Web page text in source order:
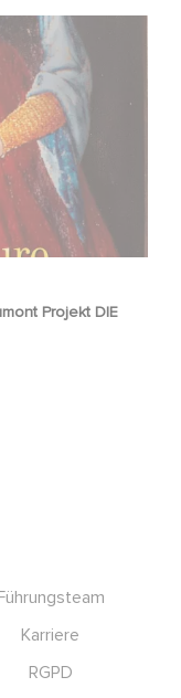
Projekt DIE
Projekt DIE
Karriere
RGPD